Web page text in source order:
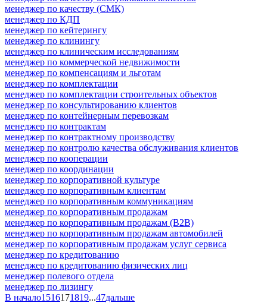
менеджер по качеству (СМК)
менеджер по КДП
менеджер по кейтерингу
менеджер по клинингу
менеджер по клиническим исследованиям
менеджер по коммерческой недвижимости
менеджер по компенсациям и льготам
менеджер по комплектации
менеджер по комплектации строительных объектов
менеджер по консультированию клиентов
менеджер по контейнерным перевозкам
менеджер по контрактам
менеджер по контрактному производству
менеджер по контролю качества обслуживания клиентов
менеджер по кооперации
менеджер по координации
менеджер по корпоративной культуре
менеджер по корпоративным клиентам
менеджер по корпоративным коммуникациям
менеджер по корпоративным продажам
менеджер по корпоративным продажам (B2B)
менеджер по корпоративным продажам автомобилей
менеджер по корпоративным продажам услуг сервиса
менеджер по кредитованию
менеджер по кредитованию физических лиц
менеджер полевого отдела
менеджер по лизингу
В начало1516171819...47дальше